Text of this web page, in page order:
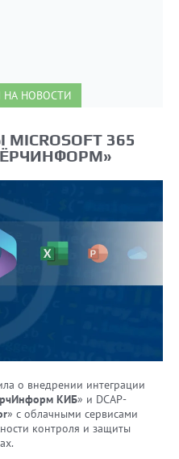
НА НОВОСТИ
365
о внедрении интеграции
КИБ» и DCAP-
» с облачными сервисами
контроля и защиты